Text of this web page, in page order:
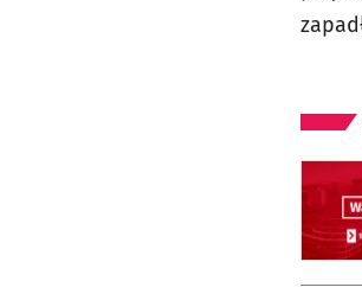
otworzy